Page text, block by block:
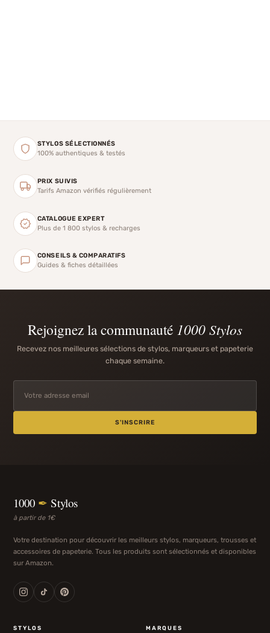
STYLOS SÉLECTIONNÉS
100% authentiques & testés
PRIX SUIVIS
Tarifs Amazon vérifiés régulièrement
CATALOGUE EXPERT
Plus de 1 800 stylos & recharges
CONSEILS & COMPARATIFS
Guides & fiches détaillées
Rejoignez la communauté 1000 Stylos
Recevez nos meilleures sélections de stylos, marqueurs et papeterie
chaque semaine.
S'INSCRIRE
1000 ✒ Stylos
à partir de 1€
Votre destination pour découvrir les meilleurs stylos, marqueurs, trousses et
accessoires de papeterie. Tous les produits sont sélectionnés et disponibles
sur Amazon.
STYLOS MARQUES